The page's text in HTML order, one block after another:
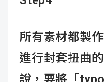
所有素材都製
進行封套扭曲
說，要將「